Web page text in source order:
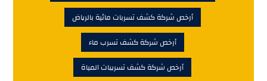
أرخص شركة كشف تسربات مائية بالرياض
أرخص شركة كشف تسرب ماء
أرخص شركة كشف تسريبات المياة